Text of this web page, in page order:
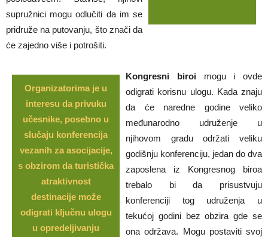
supružnici mogu odlučiti da im se
pridruže na putovanju, što znači da
će zajedno više i potrošiti.
Organizatorima je u
interesu da privuku
učesnike, posebno u
slučaju konferencija
vezanih za asocijacije,
s obzirom da turistička
atraktivnost
destinacije može
odigrati ključnu ulogu
u opredeljivanju
Kongresni biroi mogu i ovde
odigrati korisnu ulogu. Kada znaju
da će naredne godine veliko
međunarodno udruženje u
njihovom gradu održati veliku
godišnju konferenciju, jedan do dva
zaposlena iz Kongresnog biroa
trebalo bi da prisustvuju
konferenciji tog udruženja u
tekućoj godini bez obzira gde se
ona održava. Mogu postaviti svoj